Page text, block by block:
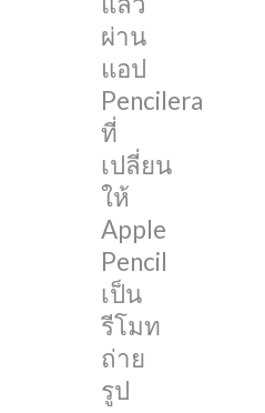
ผ่าน
แอป
Pencilera
ที่
เปลี่ยน
ให้
Apple
Pencil
เป็น
รีโมท
ถ่าย
รูป
iPad
ยัง
ไม่มี
ฟีเจอร์
ดัง
กล่าว
ล่าสุด
มี
นัก
พัฒนา
สร้าง
แอป
ให้